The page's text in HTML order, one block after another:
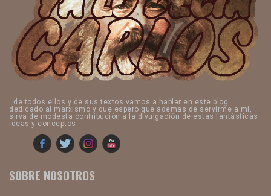
..de todos ellos y de sus textos vamos a hablar en este blog
dedicado al marxismo y que espero que ademas de servirme a mi,
sirva de modesta contribución a la divulgación de estas fantásticas
ideas y conceptos.
SOBRE NOSOTROS